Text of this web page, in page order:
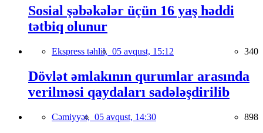
Sosial şəbəkələr üçün 16 yaş həddi
tətbiq olunur
Ekspress təhlil, 05 avqust, 15:12 340
Dövlət əmlakının qurumlar arasında
verilməsi qaydaları sadələşdirilib
Cəmiyyət, 05 avqust, 14:30 898